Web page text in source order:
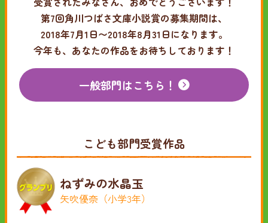
第7回角川つばさ文庫小説賞の募集期間は、
2018年7月1日〜2018年8月31日になります。
今年も、あなたの作品をお待ちしております！
一般部門はこちら！
こども部門受賞作品
ねずみの水晶玉
矢吹優奈（小学3年）